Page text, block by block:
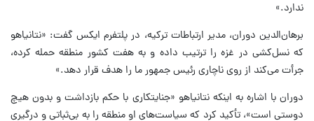
ندارد.»
برهان‌الدین دوران، مدیر ارتباطات ترکیه، در پلتفرم ایکس گفت: «نتانیاهو
که نسل‌کشی در غزه را ترتیب داده و به هفت کشور منطقه حمله کرده،
جرأت می‌کند از روی ناچاری رئیس جمهور ما را هدف قرار دهد.»
دوران با اشاره به اینکه نتانیاهو «جنایتکاری با حکم بازداشت و بدون هیچ
دوستی است»، تأکید کرد که سیاست‌های او منطقه را به بی‌ثباتی و درگیری